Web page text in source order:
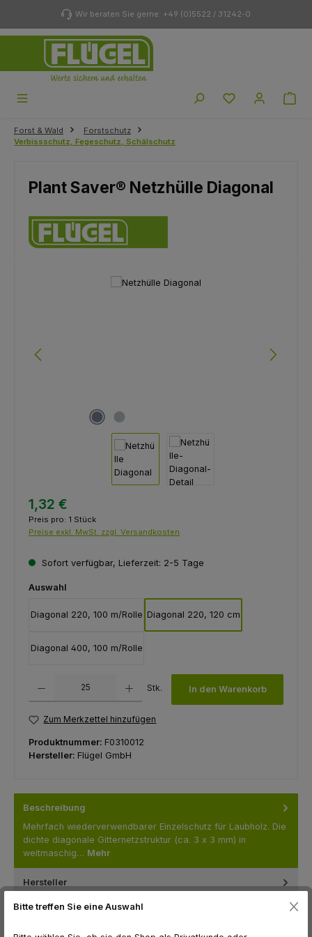
Zum Hauptinhalt springenWir beraten Sie gerne: +49 (0)5522 / 31242-0
Du hast 0
Forst & Wald
Forstschutz
Verbissschutz, Fegeschutz, Schälschutz
Plant Saver® Netzhülle Diagonal
Bildergalerie überspringen
1,32 €
Preis pro: 1 Stück
Preise exkl. MwSt. zzgl. Versandkosten
Sofort verfügbar, Lieferzeit: 2-5 Tage
Auswahl
Diagonal 220, 100 m/Rolle Diagonal 220, 120 cm
Diagonal 400, 100 m/Rolle
Stk. In den Warenkorb
Zum Merkzettel hinzufügen
Produktnummer: F0310012
Hersteller: Flügel GmbH
Beschreibung
Mehrfach wiederverwendbarer Einzelschutz für Laubholz. Die
dichte diagonale Gitternetzstruktur (ca. 3 x 3 mm) in
weitmaschig… Mehr
Hersteller
Bewertungen
Bitte treffen Sie eine Auswahl